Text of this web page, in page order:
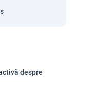
despre